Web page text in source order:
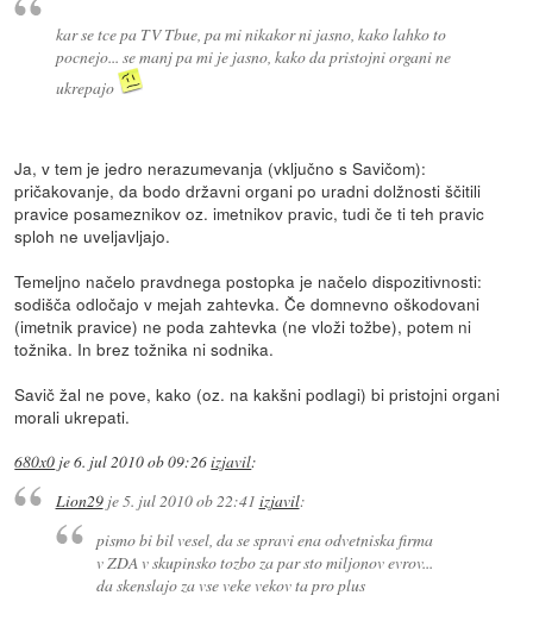
kar se tce pa TV Tbue, pa mi nikakor ni jasno, kako lahko to
pocnejo... se manj pa mi je jasno, kako da pristojni organi ne
ukrepajo
Ja, v tem je jedro nerazumevanja (vključno s Savičom):
pričakovanje, da bodo državni organi po uradni dolžnosti ščitili
pravice posameznikov oz. imetnikov pravic, tudi če ti teh pravic
sploh ne uveljavljajo.
Temeljno načelo pravdnega postopka je načelo dispozitivnosti:
sodišča odločajo v mejah zahtevka. Če domnevno oškodovani
(imetnik pravice) ne poda zahtevka (ne vloži tožbe), potem ni
tožnika. In brez tožnika ni sodnika.
Savič žal ne pove, kako (oz. na kakšni podlagi) bi pristojni organi
morali ukrepati.
680x0 je6. jul 2010 ob 09:26izjavil:
Lion29je5. jul 2010 ob 22:41 izjavil:
pismo bi bil vesel, da se spravi ena odvetniska firma
v ZDA v skupinsko tozbo za par sto miljonov evrov...
da skenslajo za vse veke vekov ta pro plus